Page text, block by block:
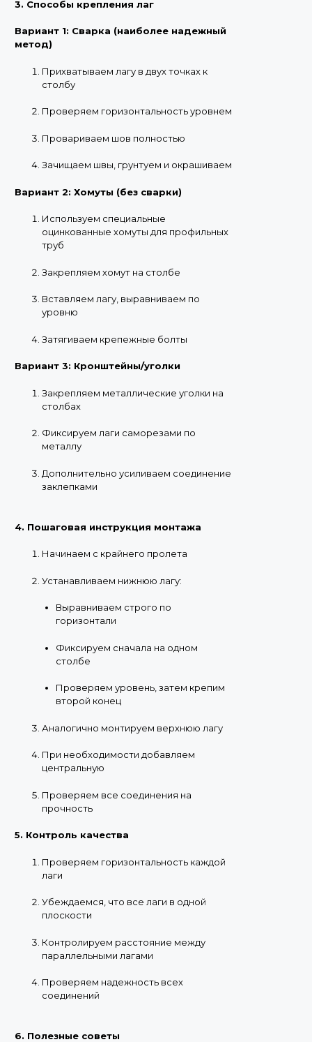
3. Способы крепления лаг
Вариант 1: Сварка (наиболее надежный
метод)
Прихватываем лагу в двух точках к
столбу
Проверяем горизонтальность уровнем
Провариваем шов полностью
Зачищаем швы, грунтуем и окрашиваем
Вариант 2: Хомуты (без сварки)
Используем специальные
оцинкованные хомуты для профильных
труб
Закрепляем хомут на столбе
Вставляем лагу, выравниваем по
уровню
Затягиваем крепежные болты
Вариант 3: Кронштейны/уголки
Закрепляем металлические уголки на
столбах
Фиксируем лаги саморезами по
металлу
Дополнительно усиливаем соединение
заклепками
4. Пошаговая инструкция монтажа
Начинаем с крайнего пролета
Устанавливаем нижнюю лагу:
Выравниваем строго по
горизонтали
Фиксируем сначала на одном
столбе
Проверяем уровень, затем крепим
второй конец
Аналогично монтируем верхнюю лагу
При необходимости добавляем
центральную
Проверяем все соединения на
прочность
5. Контроль качества
Проверяем горизонтальность каждой
лаги
Убеждаемся, что все лаги в одной
плоскости
Контролируем расстояние между
параллельными лагами
Проверяем надежность всех
соединений
6. Полезные советы